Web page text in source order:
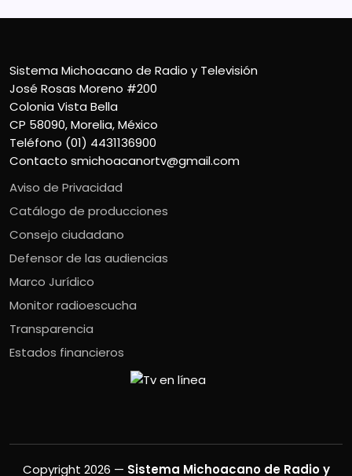
Sistema Michoacano de Radio y Televisión
José Rosas Moreno #200
Colonia Vista Bella
CP 58090, Morelia, México
Teléfono (01) 4431136900
Contacto smichoacanortv@gmail.com
Aviso de Privacidad
Catálogo de producciones
Consejo ciudadano
Defensor de las audiencias
Marco Jurídico
Monitor radioescucha
Transparencia
Estados financieros
Copyright 2026 — Sistema Michoacano de Radio y